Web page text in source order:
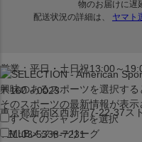
営業：平日・土日祝13:00～
〒160－0023
東京都新宿区西新宿7-22-37ス
TEL:03-5338-7231
興味のあるスポーツを選択する
そのスポーツの最新情報が表示
すべてのジャンルを選択
MLBメジャーリーグ